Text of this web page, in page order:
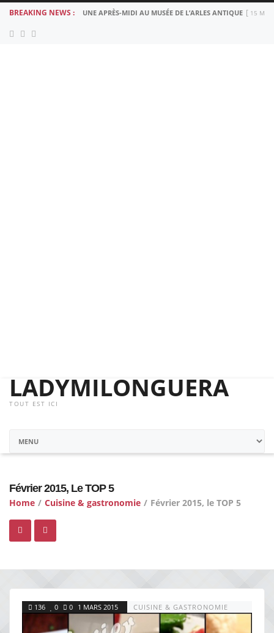
BREAKING NEWS : UNE APRÈS-MIDI AU MUSÉE DE L’ARLES ANTIQUE 15
LADYMILONGUERA
TOUT EST ICI
Février 2015, Le TOP 5
Home / Cuisine & gastronomie / Février 2015, le TOP 5
136 0 0 1 MARS 2015 CUISINE & GASTRONOMIE